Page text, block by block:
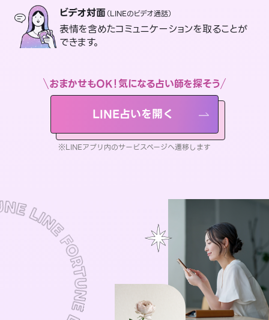
ビデオ対面（LINEのビデオ通話）
表情を含めたコミュニケーションを取ることが
できます。
おまかせもOK！気になる占い師を探そう
LINE占いを開く
※LINEアプリ内のサービスページへ遷移します